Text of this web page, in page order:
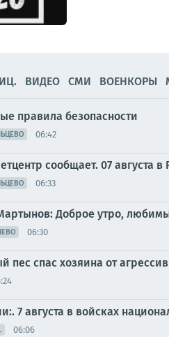
ВИДЕО СМИ ВОЕНКОРЫ
правила безопасности
06:42
сообщает. 07 августа
06:33
Доброе утро,
06:30
пес спас хозяина от
7 августа в войсках
06:06